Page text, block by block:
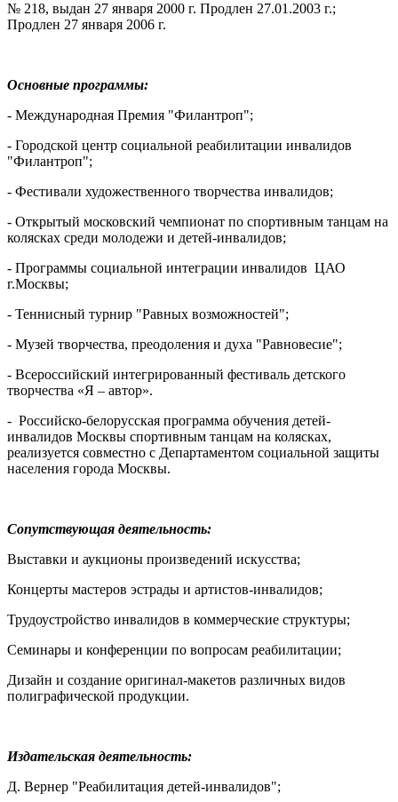
№ 218, выдан 27 января 2000 г. Продлен 27.01.2003 г.;
Продлен 27 января 2006 г.
Основные программы:
- Международная Премия "Филантроп";
- Городской центр социальной реабилитации инвалидов
"Филантроп";
- Фестивали художественного творчества инвалидов;
- Открытый московский чемпионат по спортивным танцам на
колясках среди молодежи и детей-инвалидов;
- Программы социальной интеграции инвалидов ЦАО
г.Москвы;
- Теннисный турнир "Равных возможностей";
- Музей творчества, преодоления и духа "Равновесие";
- Всероссийский интегрированный фестиваль детского
творчества «Я – автор».
- Российско-белорусская программа обучения детей-
инвалидов Москвы спортивным танцам на колясках,
реализуется совместно с Департаментом социальной защиты
населения города Москвы.
Сопутствующая деятельность:
Выставки и аукционы произведений искусства;
Концерты мастеров эстрады и артистов-инвалидов;
Трудоустройство инвалидов в коммерческие структуры;
Семинары и конференции по вопросам реабилитации;
Дизайн и создание оригинал-макетов различных видов
полиграфической продукции.
Издательская деятельность:
Д. Вернер "Реабилитация детей-инвалидов";